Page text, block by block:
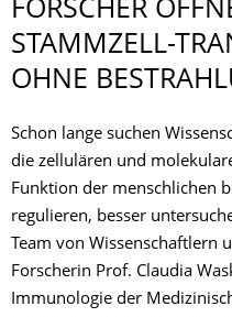
FORSCHER
STAMMZELL-
OHNE
Schon lange suchen
die zellulären und
Funktion der menschlichen
regulieren, besser
Team von Wissenschaftlern
Forscherin Prof. Claudia
Immunologie der